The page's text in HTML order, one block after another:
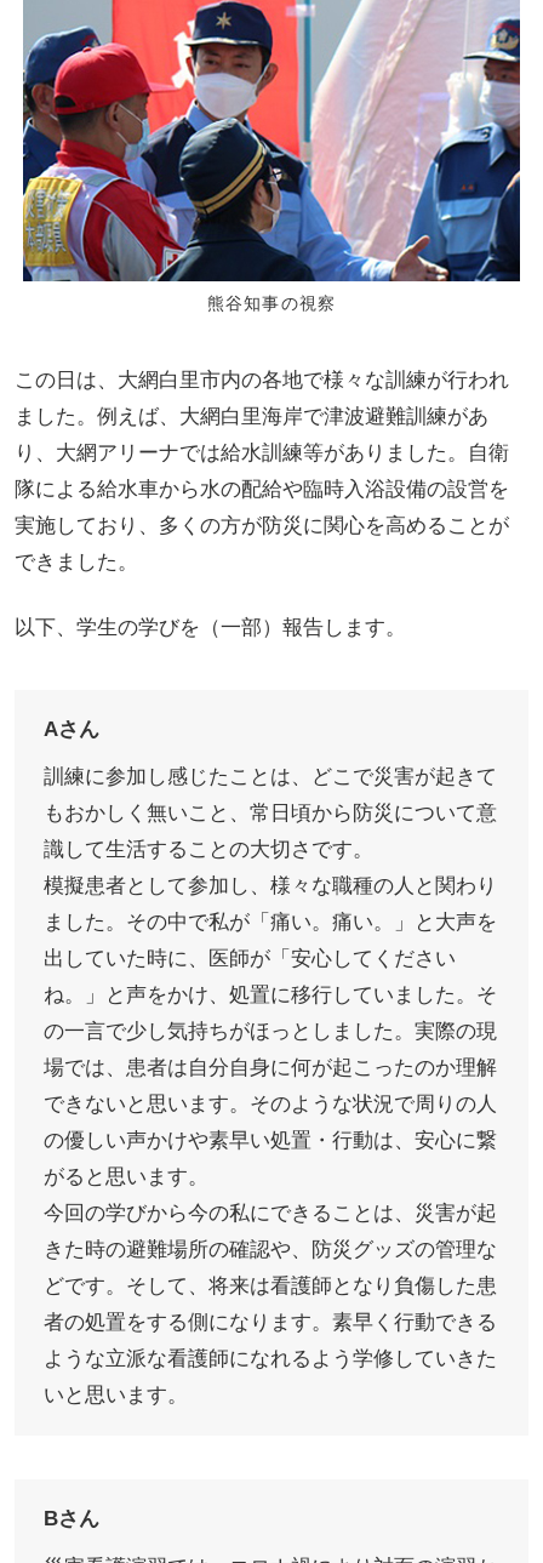
熊谷知事の視察
この日は、大網白里市内の各地で様々な訓練が行われ
ました。例えば、大網白里海岸で津波避難訓練があ
り、大網アリーナでは給水訓練等がありました。自衛
隊による給水車から水の配給や臨時入浴設備の設営を
実施しており、多くの方が防災に関心を高めることが
できました。
以下、学生の学びを（一部）報告します。
Aさん
訓練に参加し感じたことは、どこで災害が起きて
もおかしく無いこと、常日頃から防災について意
識して生活することの大切さです。
模擬患者として参加し、様々な職種の人と関わり
ました。その中で私が「痛い。痛い。」と大声を
出していた時に、医師が「安心してください
ね。」と声をかけ、処置に移行していました。そ
の一言で少し気持ちがほっとしました。実際の現
場では、患者は自分自身に何が起こったのか理解
できないと思います。そのような状況で周りの人
の優しい声かけや素早い処置・行動は、安心に繋
がると思います。
今回の学びから今の私にできることは、災害が起
きた時の避難場所の確認や、防災グッズの管理な
どです。そして、将来は看護師となり負傷した患
者の処置をする側になります。素早く行動できる
ような立派な看護師になれるよう学修していきた
いと思います。
Bさん